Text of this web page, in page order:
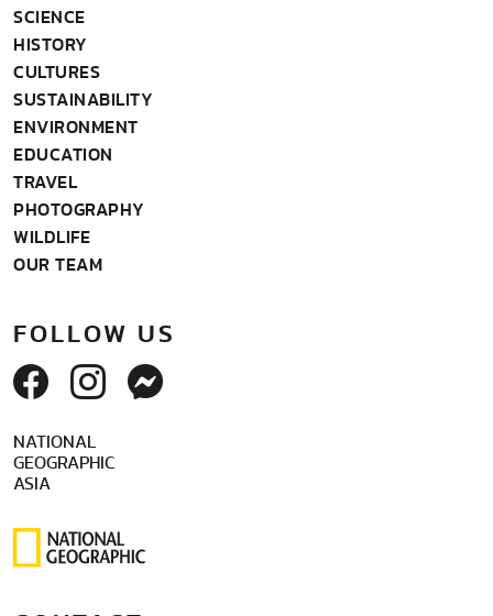
SCIENCE
HISTORY
CULTURES
SUSTAINABILITY
ENVIRONMENT
EDUCATION
TRAVEL
PHOTOGRAPHY
WILDLIFE
OUR TEAM
FOLLOW US
NATIONAL
GEOGRAPHIC
ASIA